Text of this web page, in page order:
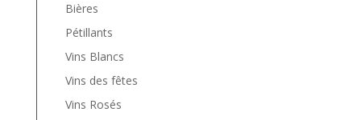
Bières
Pétillants
Vins Blancs
Vins des fêtes
Vins Rosés